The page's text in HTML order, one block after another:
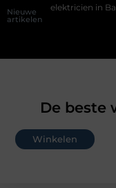
Nieuwe
artikelen
in Barneveld De
De beste
Winkelen